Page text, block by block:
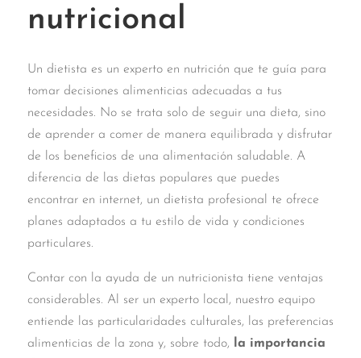
nutricional
Un dietista es un experto en nutrición que te guía para
tomar decisiones alimenticias adecuadas a tus
necesidades. No se trata solo de seguir una dieta, sino
de aprender a comer de manera equilibrada y disfrutar
de los beneficios de una alimentación saludable. A
diferencia de las dietas populares que puedes
encontrar en internet, un dietista profesional te ofrece
planes adaptados a tu estilo de vida y condiciones
particulares.
Contar con la ayuda de un nutricionista tiene ventajas
considerables. Al ser un experto local, nuestro equipo
entiende las particularidades culturales, las preferencias
alimenticias de la zona y, sobre todo,
la importancia